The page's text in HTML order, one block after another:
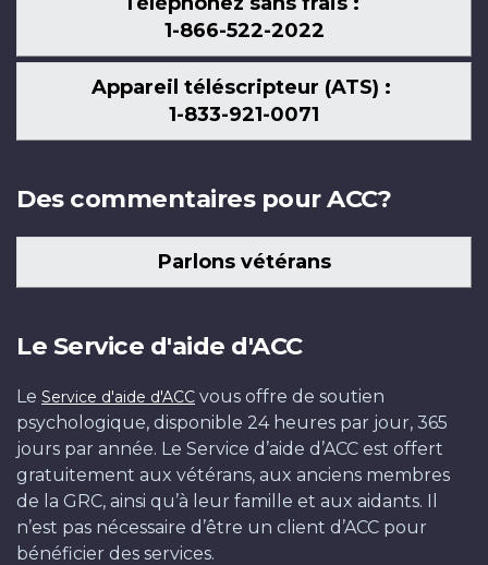
1-866-522-2022
Appareil téléscripteur (ATS) :
1-833-921-0071
Des commentaires pour ACC?
Parlons vétérans
Le Service d'aide d'ACC
Le Service d'aide d'ACC vous offre de soutien
psychologique, disponible 24 heures par jour, 365
jours par année. Le Service d’aide d’ACC est offert
gratuitement aux vétérans, aux anciens membres
de la GRC, ainsi qu’à leur famille et aux aidants. Il
n’est pas nécessaire d’être un client d’ACC pour
bénéficier des services.